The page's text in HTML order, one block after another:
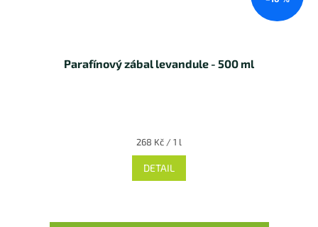
Parafínový zábal levandule - 500 ml
Měrná
cena:
268 Kč / 1 l
DETAIL